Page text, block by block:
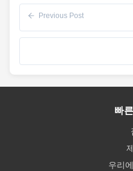
Previous Post
빠
우리